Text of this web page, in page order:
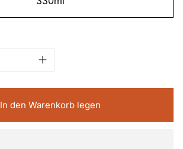
In den Warenkorb legen